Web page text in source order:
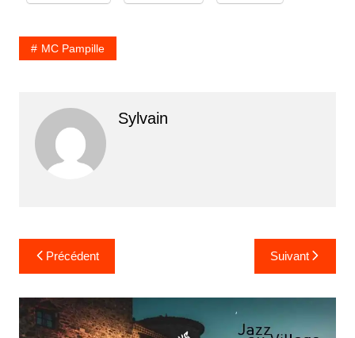
MC Pampille
Sylvain
Navigation
de
l’article
Précédent Suivant